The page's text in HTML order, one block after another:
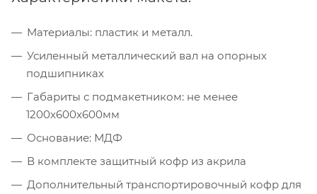
Материалы: пластик и металл.
Усиленный металлический вал на опорных
подшипниках
Габариты с подмакетником: не менее
1200x600x600мм
Основание: МДФ
В комплекте защитный кофр из акрила
Дополнительный транспортировочный кофр для